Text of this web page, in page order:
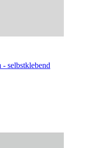
selbstklebend